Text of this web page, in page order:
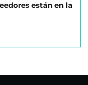
están en la